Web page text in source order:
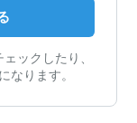
ックしたり、
なります。